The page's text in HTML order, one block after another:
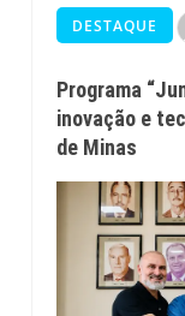
DESTAQUE
Programa
inovação e
de Minas